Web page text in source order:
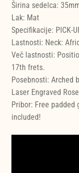
Širina sedelca:
Lak: Mat
Specifikacije: PICK-
Lastnosti: Neck:
Več lastnosti:
17th frets.
Posebnosti: Arched
Laser Engraved
Pribor: Free
included!